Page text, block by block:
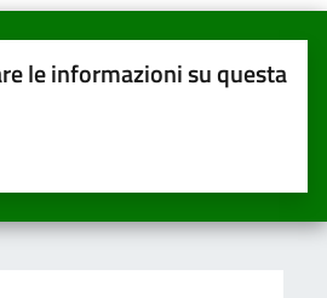
le informazioni su questa
5 stelle su 5
su 5
su 5